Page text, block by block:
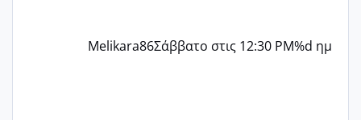
Melikara86Σάββατο στις 12:30 PM%d ημ